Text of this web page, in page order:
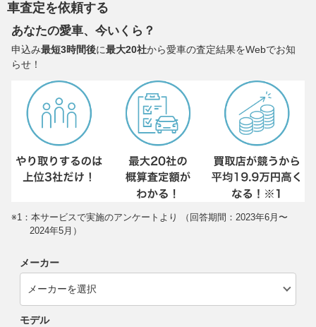
車査定を依頼する
あなたの愛車、今いくら？
申込み最短3時間後に最大20社から愛車の査定結果をWebでお知
らせ！
※1：本サービスで実施のアンケートより （回答期間：2023年6月〜
2024年5月）
メーカー
モデル